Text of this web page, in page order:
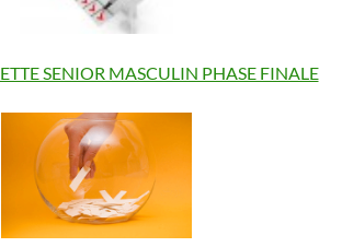
SENIOR MASCULIN PHASE FINALE